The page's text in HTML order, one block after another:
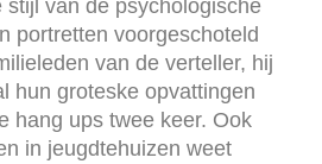
stijl van de psychologische
portretten voorgeschoteld
van de verteller, hij
hun groteske opvattingen
hang ups twee keer. Ook
in jeugdtehuizen weet